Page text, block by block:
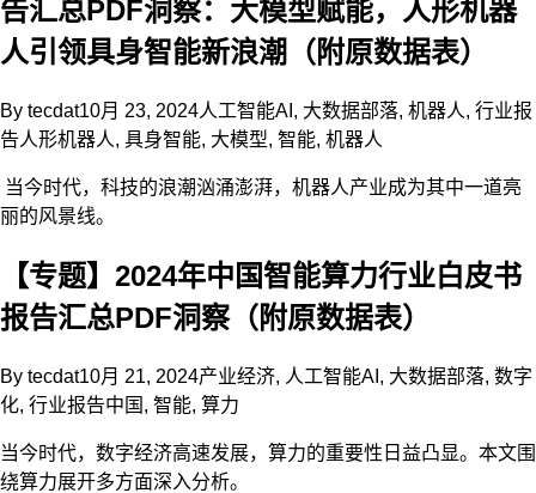
告汇总PDF洞察：大模型赋能，人形机器
人引领具身智能新浪潮（附原数据表）
By tecdat10月 23, 2024人工智能AI , 大数据部落, 机器人, 行业报
告人形机器人, 具身智能, 大模型, 智能, 机器人
当今时代，科技的浪潮汹涌澎湃，机器人产业成为其中一道亮
丽的风景线。
【专题】2024年中国智能算力行业白皮书
报告汇总PDF洞察（附原数据表）
By tecdat10月 21, 2024产业经济, 人工智能AI , 大数据部落, 数字
化, 行业报告中国 , 智能, 算力
当今时代，数字经济高速发展，算力的重要性日益凸显。本文围
绕算力展开多方面深入分析。